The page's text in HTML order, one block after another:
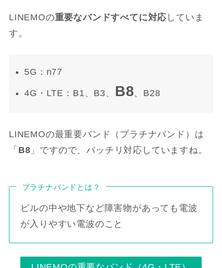
LINEMOの重要なバンドすべてに対応 していま
す。
5G：n77
4G・LTE：B1、B3、 B8、B28
LINEMOの最重要バンド（プラチナバンド）は
「 B8 」ですので、バッチリ対応していますね。
プラチナバンドとは？
ビルの中や地下など障害物があっても電波
が入りやすい電波のこと